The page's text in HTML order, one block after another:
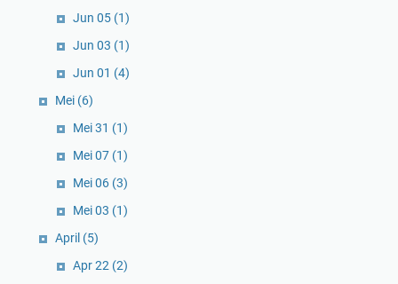
Jun 05 (1)
Jun 03 (1)
Jun 01 (4)
Mei (6)
Mei 31 (1)
Mei 07 (1)
Mei 06 (3)
Mei 03 (1)
April (5)
Apr 22 (2)